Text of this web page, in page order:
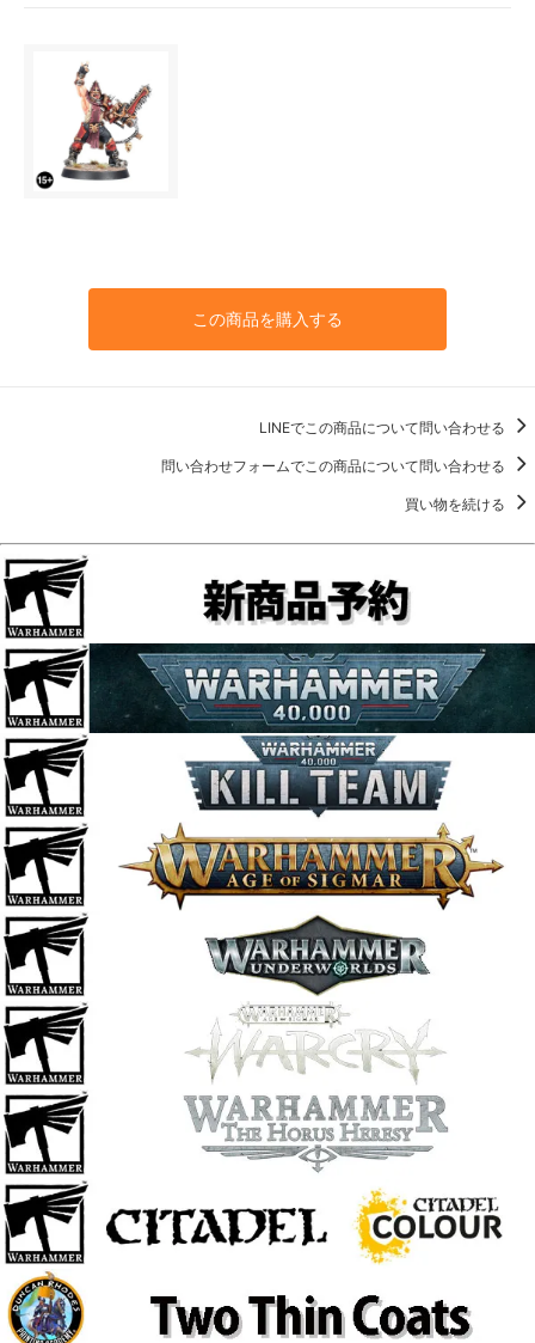
この商品を購入する
LINEでこの商品について問い合わせる
問い合わせフォームでこの商品について問い合わせる
買い物を続ける